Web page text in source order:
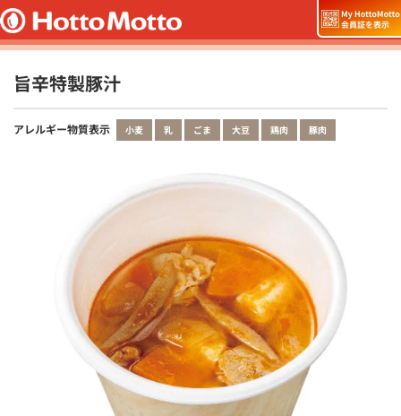
旨辛特製豚汁
アレルギー物質表示 小麦 乳 ごま 大豆 鶏肉 豚肉